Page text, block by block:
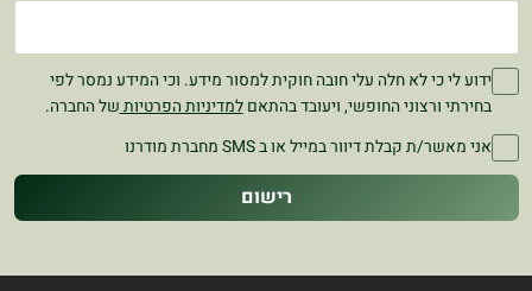
ידוע לי כי לא חלה עלי חובה חוקית למסור מידע. וכי המידע נמסר לפי
בחירתי ורצוני החופשי, ויעובד בהתאםלמדיניות הפרטיותשל החברה.
אני מאשר/ת קבלת דיוור במייל או ב SMS מחברת מודרנו
רישום